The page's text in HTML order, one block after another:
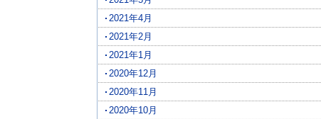
2021年4月
2021年2月
2021年1月
2020年12月
2020年11月
2020年10月